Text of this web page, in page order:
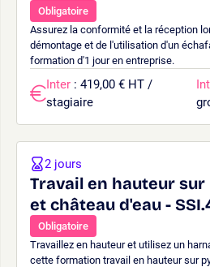
Obligatoire
Assurez la conformité et la réception
démontage et de l'utilisation d'un
formation d'1 jour en entreprise.
Inter : 419,00 € HT /
stagiaire
Travail en hauteur
et château d'eau -
Obligatoire
Travaillez en hauteur et utilisez un
cette formation travail en hauteur sur
2 jours